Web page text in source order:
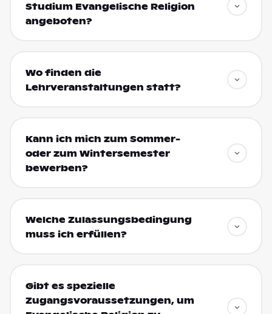
Studium Evangelische Religion
angeboten?
Wo finden die
Lehrveranstaltungen statt?
Kann ich mich zum Sommer-
oder zum Wintersemester
bewerben?
Welche Zulassungsbedingung
muss ich erfüllen?
Gibt es spezielle
Zugangsvoraussetzungen, um